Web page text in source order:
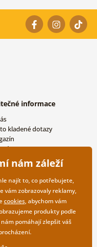
informace
kladené dotazy
spolupráce
nám záleží
najít to, co potřebujete,
vám zobrazovaly reklamy,
cookies, abychom vám
produkty podle
pomáhají zlepšit váš